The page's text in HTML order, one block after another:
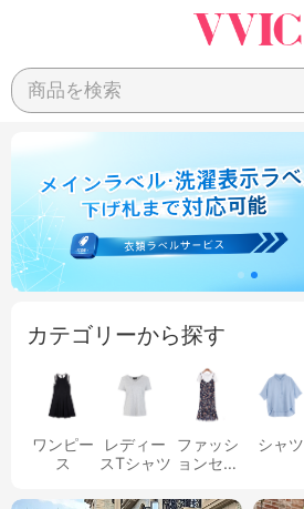
商品を検索
カテゴリーから探す
ワンピー
ス
レディー
スTシャツ
ファッシ
ョンセッ
シャツ